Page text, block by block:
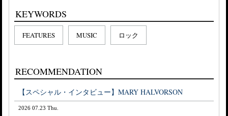
KEYWORDS
FEATURES MUSIC ロック
RECOMMENDATION
【スペシャル・インタビュー】MARY HALVORSON
2026 07.23 Thu.